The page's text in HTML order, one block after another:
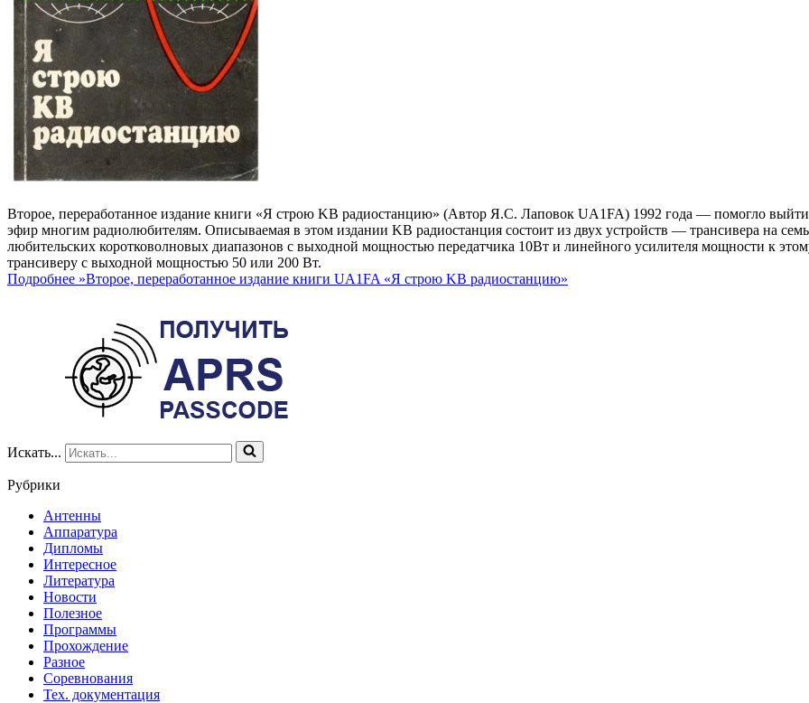
Второе, переработанное издание книги «Я строю KB радиостанцию» (Автор Я.С. Лаповок UA1FA) 1992 года — помогло
эфир многим радиолюбителям. Описываемая в этом издании KB радиостанция состоит из двух устройств — трансивера на семь
любительских коротковолновых диапазонов с выходной мощностью передатчика 10Вт и линейного усилителя мощности к
трансиверу с выходной мощностью 50 или 200 Вт.
Подробнее »Второе, переработанное издание книги UA1FA «Я строю KB радиостанцию»
Искать...
Рубрики
Антенны
Аппаратура
Дипломы
Интересное
Литература
Новости
Полезное
Программы
Прохождение
Разное
Соревнования
Тех. документация